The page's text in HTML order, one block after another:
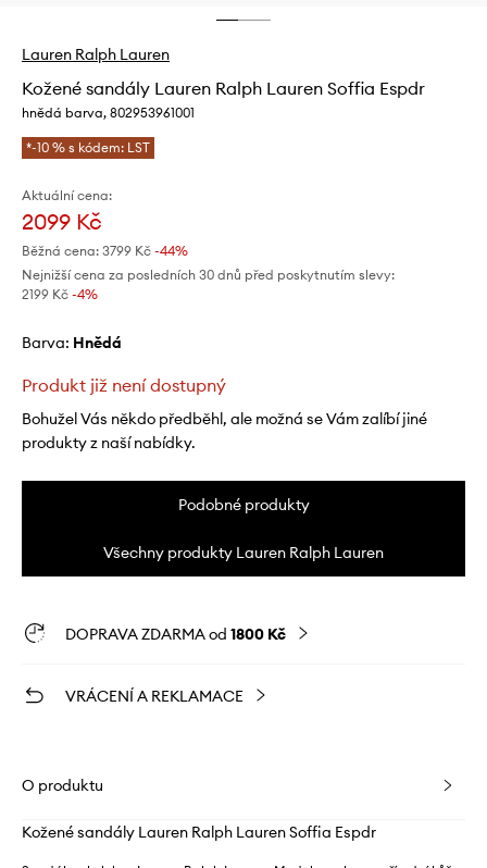
Lauren Ralph Lauren
Kožené sandály Lauren Ralph Lauren Soffia Espdr
hnědá barva, 802953961001
*-10 % s kódem: LST
Aktuální cena:
2099 Kč
Běžná cena: 3799 Kč -44%
Nejnižší cena za posledních 30 dnů před poskytnutím slevy:
2199 Kč -4%
Barva: hnědá
Produkt již není dostupný
Bohužel Vás někdo předběhl, ale možná se Vám zalíbí jiné
produkty z naší nabídky.
Podobné produkty
Všechny produkty Lauren Ralph Lauren
DOPRAVA ZDARMA od 1800 Kč
VRÁCENÍ A REKLAMACE
O produktu
Kožené sandály Lauren Ralph Lauren Soffia Espdr